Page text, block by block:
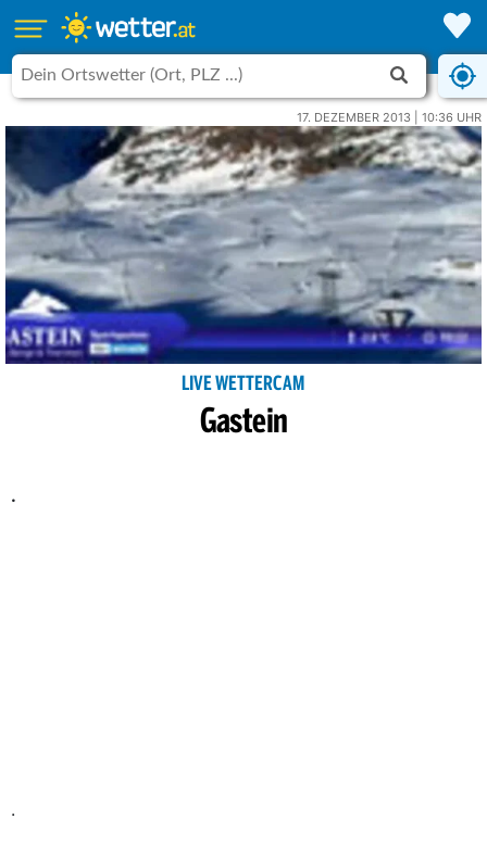
17. DEZEMBER 2013 | 10:36 UHR
LIVE WETTERCAM
Gastein
.
.